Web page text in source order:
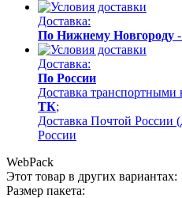
Доставка:
По Нижнему Новгороду
Доставка:
По России
Доставка
ТК;
Доставка Почтой России
России
WebPack
Этот товар в других вариантах:
Размер пакета: